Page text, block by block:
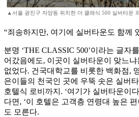
▲서울 광진구 자양동 위치한 더 클래식 500 실버타운
“죄송하지만, 여기에 실버타운도 함께
분명 ‘THE CLASSIC 500’이라는 글자
어갔음에도, 이곳이 실버타운이 맞느
없었다. 건국대학교를 비롯한 백화점,
은이들의 천국인 곳에 우뚝 솟은 실버
호텔식 로비까지. ‘여기가 실버타운이
다면, ‘이 호텔은 고객층 연령대 높은 편
도 모른다.